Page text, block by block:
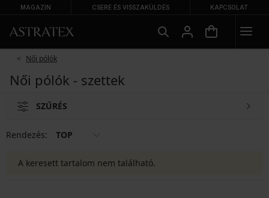
MAGAZIN CSERE ÉS VISSZAKÜLDÉS KAPCSOLAT
Női pólók
Női pólók - szettek
SZŰRÉS
Rendezés: TOP
A keresett tartalom nem található.